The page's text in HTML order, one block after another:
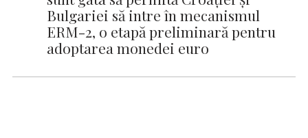
Bulgariei să intre în mecanismul
ERM-2, o etapă preliminară pentru
adoptarea monedei euro